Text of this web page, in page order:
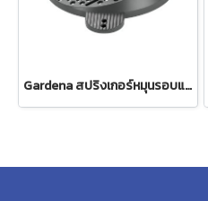
Gardena สปริงเกอร์หมุนรอบแบบปรับได้ Tango (02065-20)